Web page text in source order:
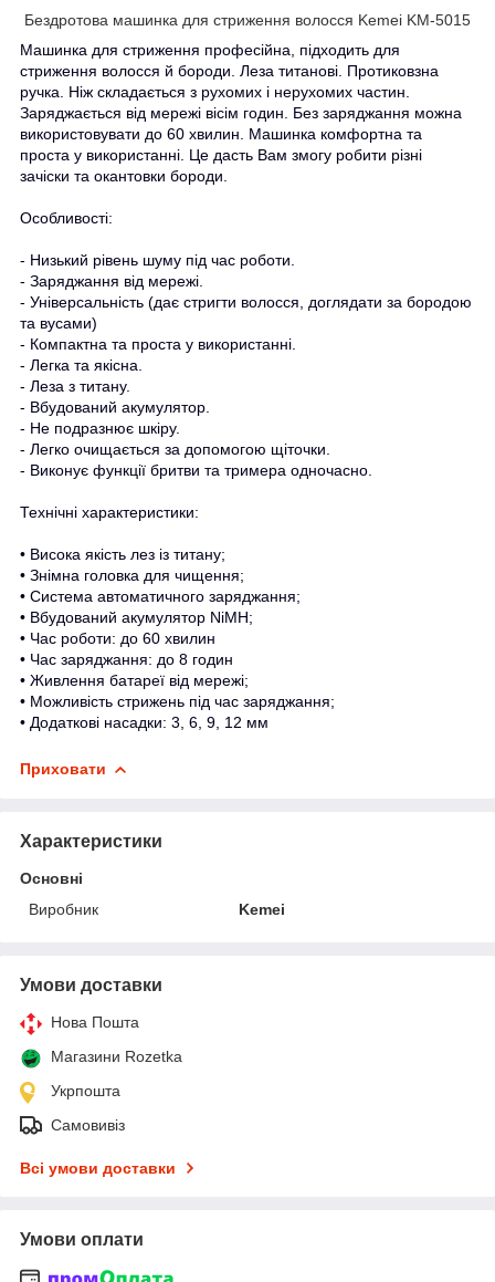
Бездротова машинка для стриження волосся Kemei KM-5015
Машинка для стриження професійна, підходить для
стриження волосся й бороди. Леза титанові. Протиковзна
ручка. Ніж складається з рухомих і нерухомих частин.
Заряджається від мережі вісім годин. Без заряджання можна
використовувати до 60 хвилин. Машинка комфортна та
проста у використанні. Це дасть Вам змогу робити різні
зачіски та окантовки бороди.
Особливості:
- Низький рівень шуму під час роботи.
- Заряджання від мережі.
- Універсальність (дає стригти волосся, доглядати за бородою
та вусами)
- Компактна та проста у використанні.
- Легка та якісна.
- Леза з титану.
- Вбудований акумулятор.
- Не подразнює шкіру.
- Легко очищається за допомогою щіточки.
- Виконує функції бритви та тримера одночасно.
Технічні характеристики:
• Висока якість лез із титану;
• Знімна головка для чищення;
• Система автоматичного заряджання;
• Вбудований акумулятор NiMH;
• Час роботи: до 60 хвилин
• Час заряджання: до 8 годин
• Живлення батареї від мережі;
• Можливість стрижень під час заряджання;
• Додаткові насадки: 3, 6, 9, 12 мм
Приховати
Характеристики
Основні
Виробник
Kemei
Умови доставки
Нова Пошта
Магазини Rozetka
Укрпошта
Самовивіз
Всі умови доставки
Умови оплати